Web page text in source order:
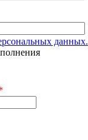
данных.